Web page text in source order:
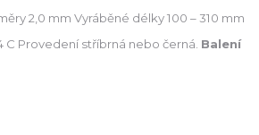
2,0 mm Vyráběné délky 100 – 310 mm
C Provedení stříbrná nebo černá. Balení